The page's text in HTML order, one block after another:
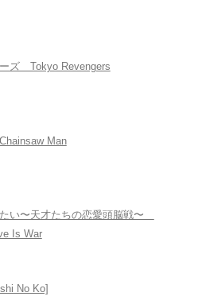
ズ Tokyo Revengers
Man
い〜天才たちの恋愛頭脳戦〜
Is War
No Ko]